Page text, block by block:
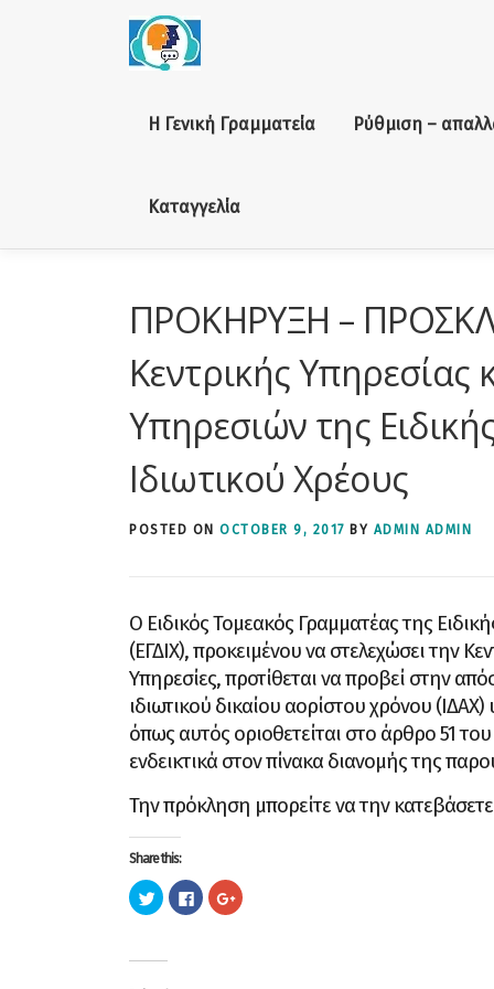
Η Γενική Γραμματεία Ρύθμιση –
Καταγγελία
ΠΡΟΚΗΡΥΞΗ –
Κεντρικής Υπηρεσίας
Υπηρεσιών της
Ιδιωτικού Χρέους
POSTED ON OCTOBER 9, 2017 BY ADMIN ADMIN
Ο Ειδικός Τομεακός Γραμματέας της
(ΕΓΔΙΧ), προκειμένου να στελεχώσει την
Υπηρεσίες, προτίθεται να προβεί στην
ιδιωτικού δικαίου αορίστου χρόνου
όπως αυτός οριοθετείται στο άρθρο 51
ενδεικτικά στον πίνακα διανομής της
Την πρόκληση μπορείτε να την
Share this:
C
l
t
C
l
C
l